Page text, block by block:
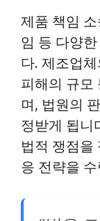
제품 책임
임 등 다양
다. 제조업
피해의 규모
며, 법원의
정받게 됩니
법적 쟁점을
응 전략을